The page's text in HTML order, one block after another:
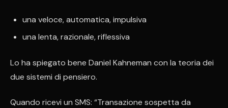
una veloce, automatica, impulsiva
una lenta, razionale, riflessiva
Lo ha spiegato bene Daniel Kahneman con la teoria dei
due sistemi di pensiero.
Quando ricevi un SMS: “Transazione sospetta da